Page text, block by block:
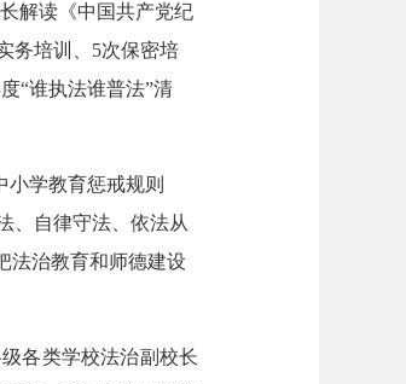
解读《中国共产党纪
务培训、5次保密培
“谁执法谁普法”清
学教育惩戒规则
、自律守法、依法从
法治教育和师德建设
各类学校法治副校长